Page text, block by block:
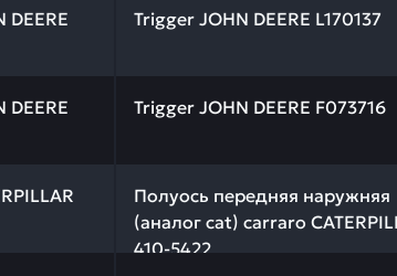
DEERE Trigger JOHN DEERE L170137
DEERE Trigger JOHN DEERE F073716
качества и профессиональный
Полуось передняя наружняя
(аналог cat) carraro
410-5422
качества и профессиональный
качества и профессиональный